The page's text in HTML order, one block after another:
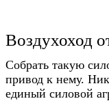
Воздухоход
Собрать такую
привод к нему.
единый силовой